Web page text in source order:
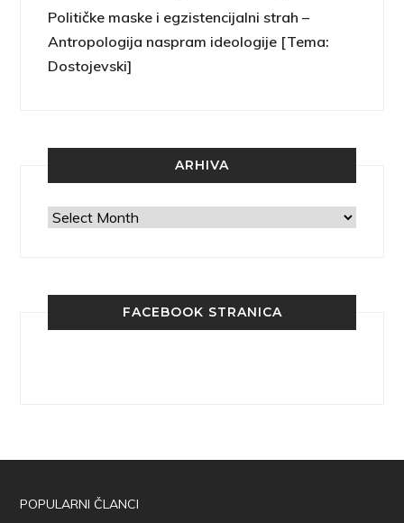
Političke maske i egzistencijalni strah –
Antropologija naspram ideologije [Tema:
Dostojevski]
ARHIVA
Arhiva
FACEBOOK STRANICA
POPULARNI ČLANCI